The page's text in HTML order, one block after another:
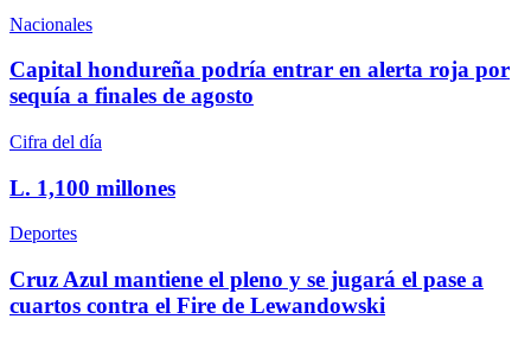
Nacionales
Capital hondureña podría entrar en alerta roja por
sequía a finales de agosto
Cifra del día
L. 1,100 millones
Deportes
Cruz Azul mantiene el pleno y se jugará el pase a
cuartos contra el Fire de Lewandowski